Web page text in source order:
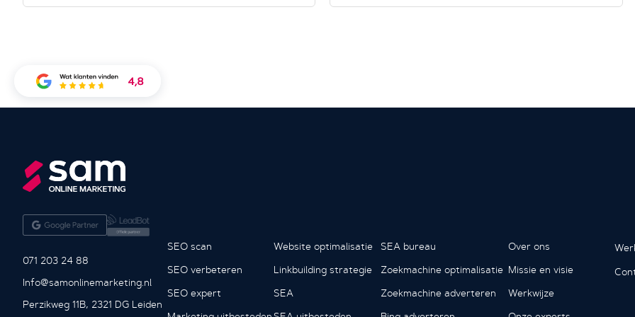
071 203 24 88
Info@samonlinemarketing.nl
Perzikweg 11B, 2321 DG Leiden
SEO scan
SEO verbeteren
SEO expert
Website optimalisatie
Linkbuilding strategie
SEA
SEA bureau
Zoekmachine optimalisatie
Zoekmachine adverteren
Over ons
Missie en visie
Werkwijze